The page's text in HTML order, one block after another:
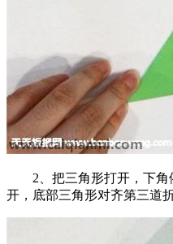
2、把三角形打开，下角
开，底部三角形对齐第三道